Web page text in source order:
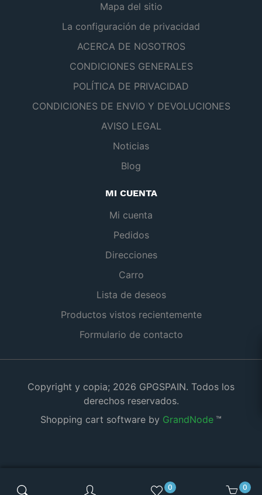
0 0
Mapa del sitio
La configuración de privacidad
ACERCA DE NOSOTROS
CONDICIONES GENERALES
POLÍTICA DE PRIVACIDAD
CONDICIONES DE ENVIO Y DEVOLUCIONES
AVISO LEGAL
Noticias
Blog
MI CUENTA
Mi cuenta
Pedidos
Direcciones
Carro
Lista de deseos
Productos vistos recientemente
Formulario de contacto
Copyright y copia; 2026 GPGSPAIN. Todos los
derechos reservados.
Shopping cart software by GrandNode ™